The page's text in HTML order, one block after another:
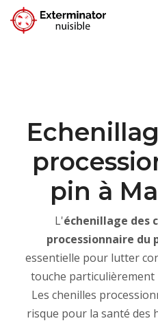
pin à
L'échenillage des
processionnaire du
essentielle pour lutter
touche particulièrement
Les chenilles
risque pour la santé des